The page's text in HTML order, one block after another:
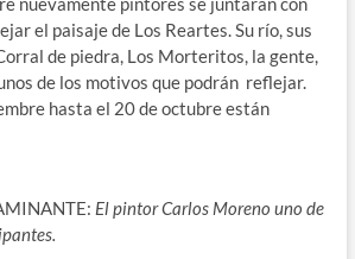
el paisaje de Los Reartes. Su río, sus
de piedra, Los Morteritos, la gente,
de los motivos que podrán reflejar.
hasta el 20 de octubre están
El pintor Carlos Moreno uno de